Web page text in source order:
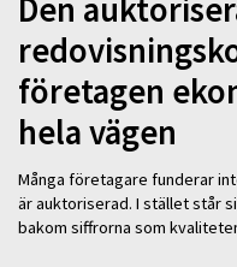
Den
företagen
hela vägen
Många företagare funderar
är auktoriserad. I stället står
bakom siffrorna som